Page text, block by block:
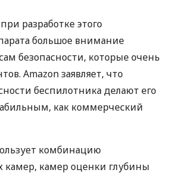
разработке этого
большое внимание
безопасности, которые очень
Amazon заявляет, что
беспилотника делают его
как коммерческий
комбинацию
камер, камер оценки глубины